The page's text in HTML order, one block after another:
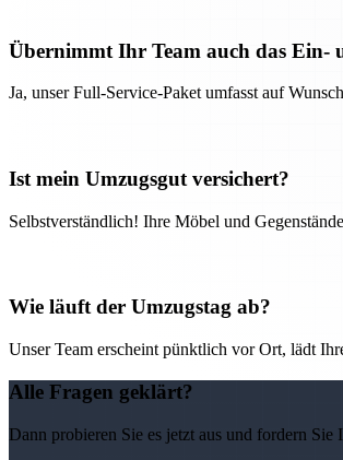
Übernimmt Ihr Team auch das Ein-
Ja, unser Full-Service-Paket umfasst auf
Ist mein Umzugsgut versichert?
Selbstverständlich! Ihre Möbel und
Wie läuft der Umzugstag ab?
Unser Team erscheint pünktlich vor Ort, lädt
Alle Fragen geklärt?
Dann probieren Sie es jetzt aus und fordern